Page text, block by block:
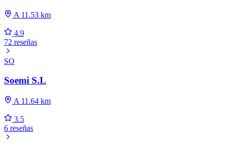
A 11.53 km
4.9
72 reseñas
SO
Soemi S.L
A 11.64 km
3.5
6 reseñas